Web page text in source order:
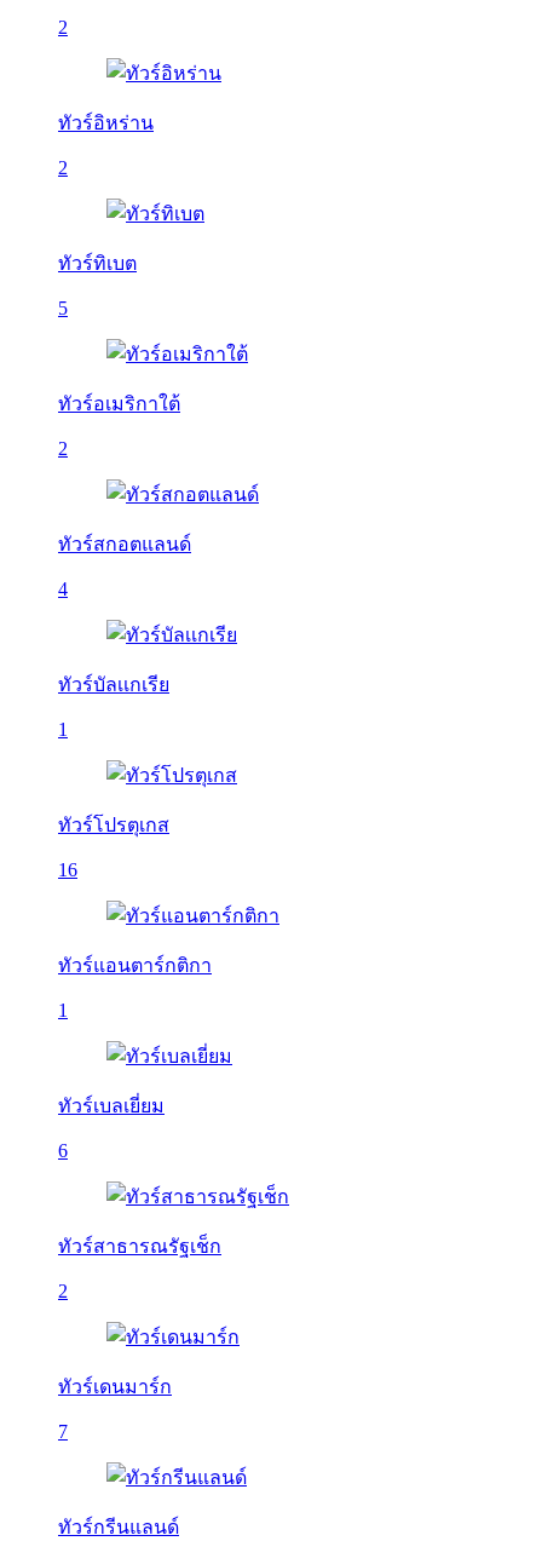
2
ทัวร์อิหร่าน
2
ทัวร์ทิเบต
5
ทัวร์อเมริกาใต้
2
ทัวร์สกอตแลนด์
4
ทัวร์บัลเเกเรีย
1
ทัวร์โปรตุเกส
16
ทัวร์แอนตาร์กติกา
1
ทัวร์เบลเยี่ยม
6
ทัวร์สาธารณรัฐเช็ก
2
ทัวร์เดนมาร์ก
7
ทัวร์กรีนแลนด์